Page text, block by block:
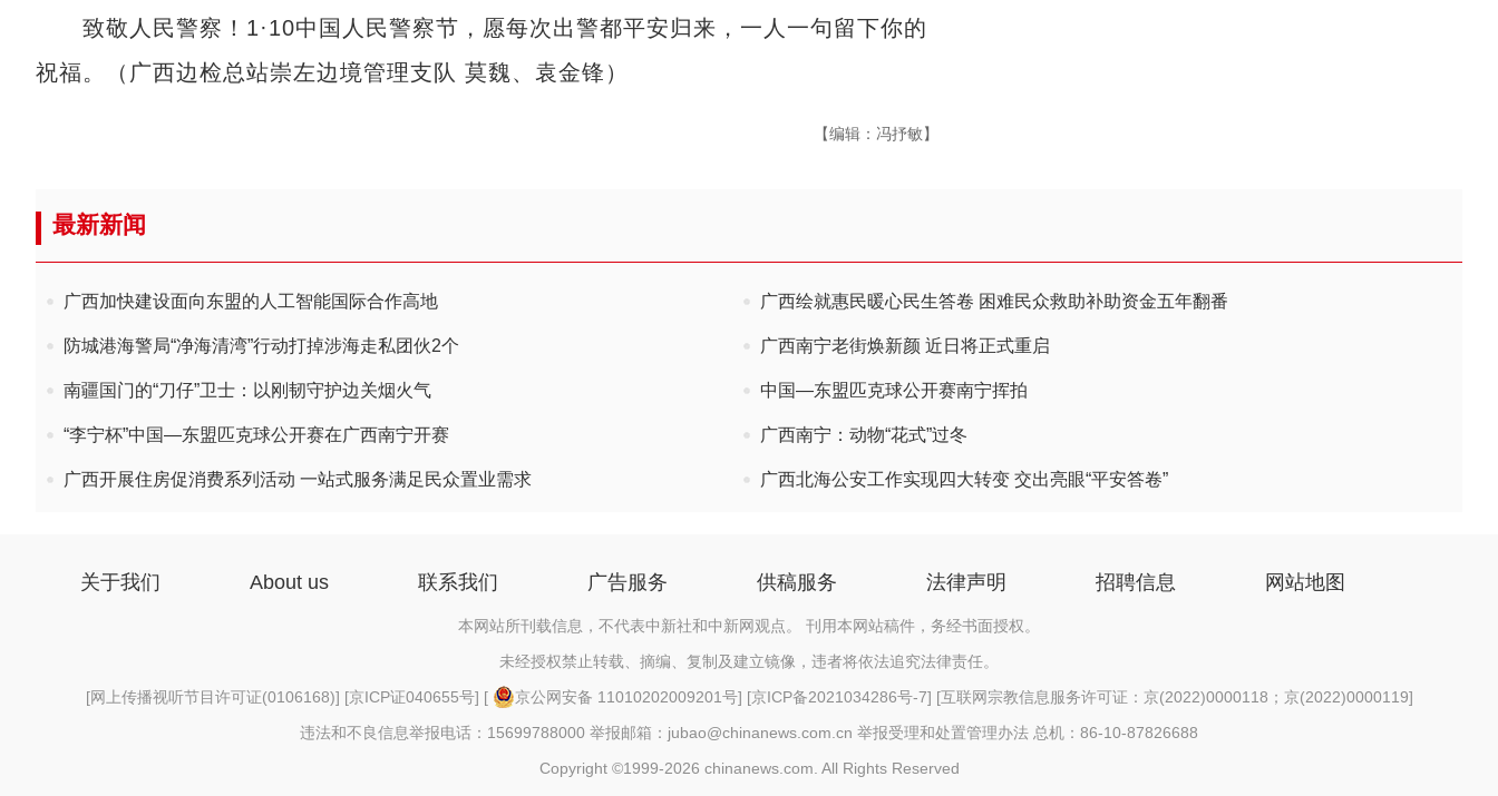
致敬人民警察！1·10中国人民警察节，愿每次出警都平安归来，一人一句留下你的
祝福。（广西边检总站崇左边境管理支队 莫魏、袁金锋）
【编辑：冯抒敏】
最新新闻
广西加快建设面向东盟的人工智能国际合作高地 广西绘就惠民暖心民生答卷 困难民众救助补助资金五年翻番
防城港海警局“净海清湾”行动打掉涉海走私团伙2个 广西南宁老街焕新颜 近日将正式重启
南疆国门的“刀仔”卫士：以刚韧守护边关烟火气 中国—东盟匹克球公开赛南宁挥拍
“李宁杯”中国—东盟匹克球公开赛在广西南宁开赛 广西南宁：动物“花式”过冬
广西开展住房促消费系列活动 一站式服务满足民众置业需求 广西北海公安工作实现四大转变 交出亮眼“平安答卷”
关于我们 About us 联系我们 广告服务 供稿服务 法律声明 招聘信息 网站地图
本网站所刊载信息，不代表中新社和中新网观点。 刊用本网站稿件，务经书面授权。
未经授权禁止转载、摘编、复制及建立镜像，违者将依法追究法律责任。
[网上传播视听节目许可证(0106168)] [京ICP证040655号] [ 京公网安备 11010202009201号] [京ICP备2021034286号-7] [互联网宗教信息服务许可证：京(2022)0000118；京(2022)0000119]
违法和不良信息举报电话：15699788000 举报邮箱：jubao@chinanews.com.cn 举报受理和处置管理办法 总机：86-10-87826688
Copyright ©1999-2026 chinanews.com. All Rights Reserved